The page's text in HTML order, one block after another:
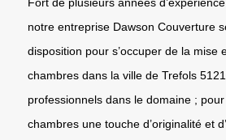
notre entreprise Dawson Couverture
disposition pour s’occuper de la mise
chambres dans la ville de Trefols
professionnels dans le domaine ;
chambres une touche d’originalité et